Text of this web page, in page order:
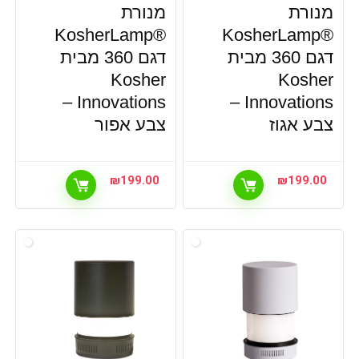
מחשבים וסלולר,שעונים וארנקים, אביזרים לשעונים וצמידים
חכמים
מיזוג וחימום הבית
מיכשור רפואי
מכונת גילוח
מכשירי עיסוי
מנורות שולחן
מסכי הקרנה
מקרנים
משחקי קופסא
מנורת
®KosherLamp
דגם 360 מבית
Kosher
Innovations –
צבע אגוז
₪199.00
מנורת
®KosherLamp
דגם 360 מבית
Kosher
Innovations –
צבע אפור
₪199.00